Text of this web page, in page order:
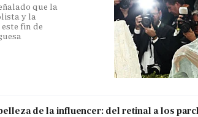
que la
y la
fin de
de la influencer: del retinal a los